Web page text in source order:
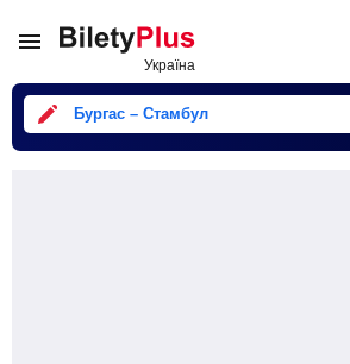
Бургас – Стамбул